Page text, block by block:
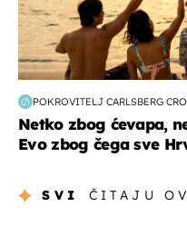
POKROVITELJ CARLSBERG
Netko zbog ćevapa,
Evo zbog čega sve
SVI ČITAJU